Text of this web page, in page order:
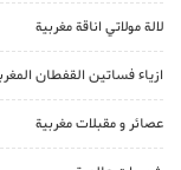
لالة مولاتي اناقة مغربية
ازياء فساتين القفطان
عصائر و مقبلات مغربية